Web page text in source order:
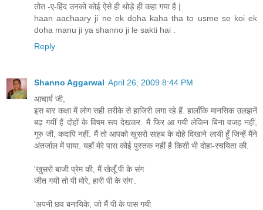
तोत -ए-हिंद उनको कोई ऐसे ही थोड़े ही कहा गया है |
haan aachaary ji ne ek doha kaha tha to usme se koi ek
doha manu ji ya shanno ji le sakti hai .
Reply
Shanno Aggarwal April 26, 2009 8:44 PM
आचार्य जी,
इस बार कक्षा में लोग सही तरीके से हाजिरी लगा रहे हैं. हालाँकि मानसिक उलझनें
बढ़ गयीं हैं दोहों के विषम रूप देखकर. मैं फिर आ गयी लेकिन बिना वजह नहीं,
गुरु जी, कदापि नहीं. मैं तो आपको खुसरो साहब के दोहे दिखाने लायी हूँ जिन्हें मैंने
अंतर्जाल में पाया. यहाँ मेरे पास कोई पुस्तक नहीं है किसी भी दोहा-रचयिता की.
'खुसरो बाजी प्रेम की, मैं खेलूँ पी के संग
जीत गयी तो पी मोरे, हारी पी के संग'.
'अपनी छव बनायिके, जो मैं पी के पास गयी